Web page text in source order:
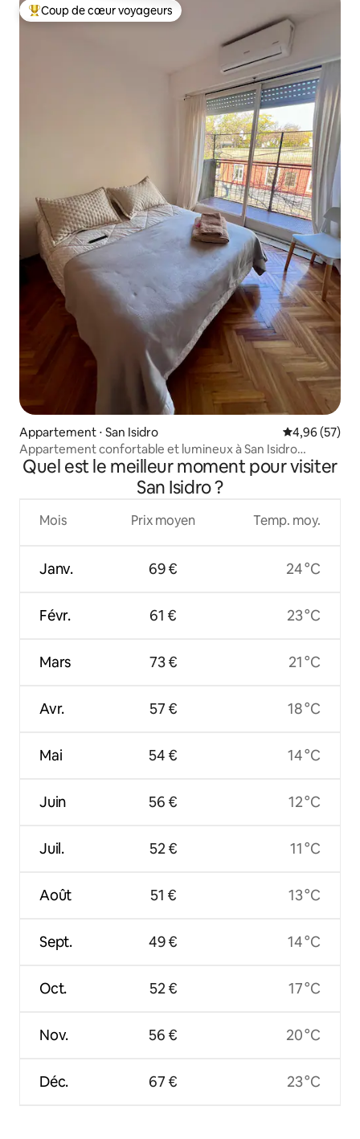
Coups de cœur voyageurs les plus appréciés
Coup de cœur voyageurs
Appartement ⋅ San Isidro Évaluation
4,96 (57)
Appartement confortable et lumineux à San Isidro
Centro.
Quel est le meilleur moment pour visiter
San Isidro ?
Mois
Janv.
Févr.
Mars
Avr.
Mai
Juin
Juil.
Août
Sept.
Oct.
Nov.
Déc.
Prix moyen
69 €
61 €
73 €
57 €
54 €
56 €
52 €
51 €
49 €
52 €
56 €
67 €
Temp. moy.
24 °C
23 °C
21 °C
18 °C
14 °C
12 °C
11 °C
13 °C
14 °C
17 °C
20 °C
23 °C